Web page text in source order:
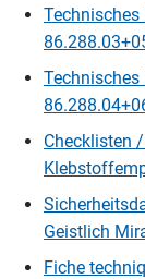
Checklisten
Geistlich
Fiche